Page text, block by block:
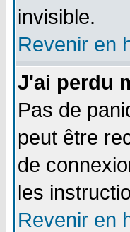
invisible.
Revenir en
J'ai perdu
Pas de
peut être
de
les
Revenir en